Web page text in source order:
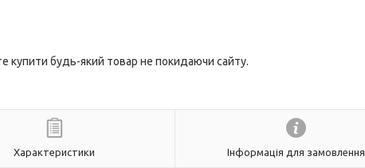
купити будь-який товар не покидаючи сайту.
Характеристики Інформація для замовлення